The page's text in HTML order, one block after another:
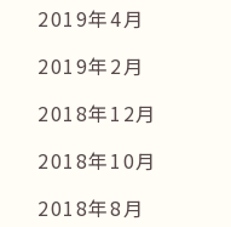
2019年4月
2019年2月
2018年12月
2018年10月
2018年8月